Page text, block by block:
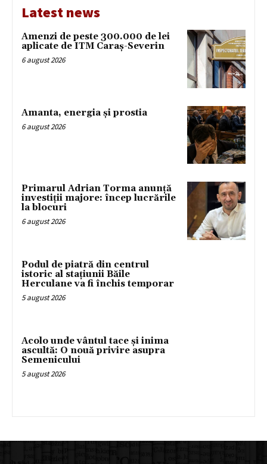
Latest news
Amenzi de peste 300.000 de lei
aplicate de ITM Caraș-Severin
6 august 2026
Amanta, energia și prostia
6 august 2026
Primarul Adrian Torma anunță
investiții majore: încep lucrările
la blocuri
6 august 2026
Podul de piatră din centrul
istoric al stațiunii Băile
Herculane va fi închis temporar
5 august 2026
Acolo unde vântul tace și inima
ascultă: O nouă privire asupra
Semenicului
5 august 2026